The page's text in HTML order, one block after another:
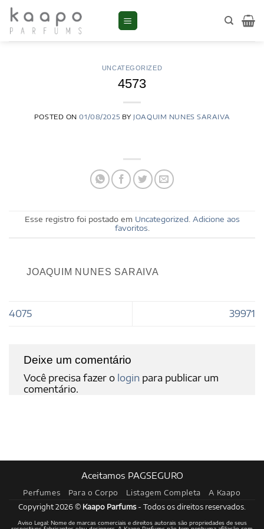
Skip
content
UNCATEGORIZED
4573
POSTED ON01/08/2025 BY JOAQUIM NUNES SARAIVA
Esse registro foi postado em Uncategorized. Adicione aos
favoritos
JOAQUIM NUNES SARAIVA
4075 39971
Deixe um comentário
Você precisa fazer o login para publicar um
comentário.
Aceitamos PAGSEGURO
Perfumes Para o Corpo Listagem Completa A Kaapo
Copyright 2026 © Kaapo Parfums- Todos os direitos reservados.
Aviso Legal: Nome de marcas comerciais e direitos autorais são propriedades de seus